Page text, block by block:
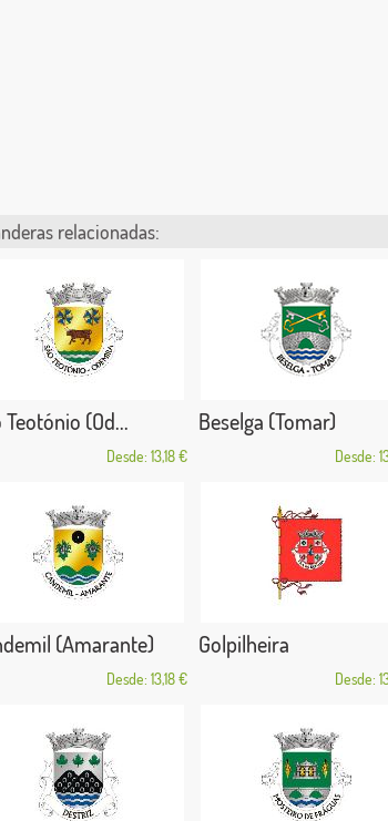
relacionadas:
Teotónio (Od...
Desde: 13,18 €
Beselga (Tomar)
Desde:
(Amarante)
Desde: 13,18 €
Golpilheira
Desde: